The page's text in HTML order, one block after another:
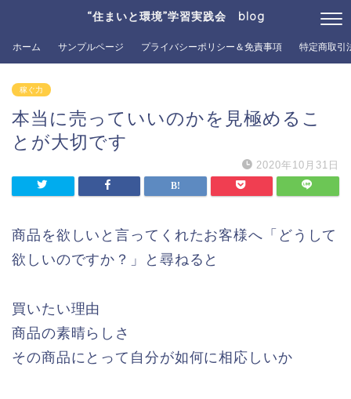
“住まいと環境”学習実践会 blog
ホーム サンプルページ プライバシーポリシー＆免責事項 特定商取引
稼ぐ力
本当に売っていいのかを見極めるこ
とが大切です
2020年10月31日
商品を欲しいと言ってくれたお客様へ「どうして
欲しいのですか？」と尋ねると
買いたい理由
商品の素晴らしさ
その商品にとって自分が如何に相応しいか